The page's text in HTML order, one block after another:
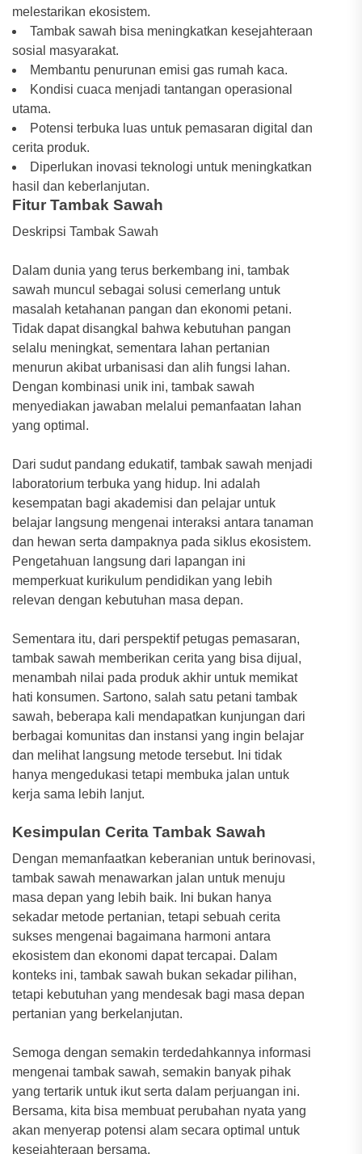
melestarikan ekosistem.
Tambak sawah bisa meningkatkan kesejahteraan
sosial masyarakat.
Membantu penurunan emisi gas rumah kaca.
Kondisi cuaca menjadi tantangan operasional
utama.
Potensi terbuka luas untuk pemasaran digital dan
cerita produk.
Diperlukan inovasi teknologi untuk meningkatkan
hasil dan keberlanjutan.
Fitur Tambak Sawah
Deskripsi Tambak Sawah
Dalam dunia yang terus berkembang ini, tambak
sawah muncul sebagai solusi cemerlang untuk
masalah ketahanan pangan dan ekonomi petani.
Tidak dapat disangkal bahwa kebutuhan pangan
selalu meningkat, sementara lahan pertanian
menurun akibat urbanisasi dan alih fungsi lahan.
Dengan kombinasi unik ini, tambak sawah
menyediakan jawaban melalui pemanfaatan lahan
yang optimal.
Dari sudut pandang edukatif, tambak sawah menjadi
laboratorium terbuka yang hidup. Ini adalah
kesempatan bagi akademisi dan pelajar untuk
belajar langsung mengenai interaksi antara tanaman
dan hewan serta dampaknya pada siklus ekosistem.
Pengetahuan langsung dari lapangan ini
memperkuat kurikulum pendidikan yang lebih
relevan dengan kebutuhan masa depan.
Sementara itu, dari perspektif petugas pemasaran,
tambak sawah memberikan cerita yang bisa dijual,
menambah nilai pada produk akhir untuk memikat
hati konsumen. Sartono, salah satu petani tambak
sawah, beberapa kali mendapatkan kunjungan dari
berbagai komunitas dan instansi yang ingin belajar
dan melihat langsung metode tersebut. Ini tidak
hanya mengedukasi tetapi membuka jalan untuk
kerja sama lebih lanjut.
Kesimpulan Cerita Tambak Sawah
Dengan memanfaatkan keberanian untuk berinovasi,
tambak sawah menawarkan jalan untuk menuju
masa depan yang lebih baik. Ini bukan hanya
sekadar metode pertanian, tetapi sebuah cerita
sukses mengenai bagaimana harmoni antara
ekosistem dan ekonomi dapat tercapai. Dalam
konteks ini, tambak sawah bukan sekadar pilihan,
tetapi kebutuhan yang mendesak bagi masa depan
pertanian yang berkelanjutan.
Semoga dengan semakin terdedahkannya informasi
mengenai tambak sawah, semakin banyak pihak
yang tertarik untuk ikut serta dalam perjuangan ini.
Bersama, kita bisa membuat perubahan nyata yang
akan menyerap potensi alam secara optimal untuk
kesejahteraan bersama.